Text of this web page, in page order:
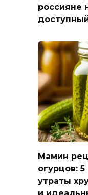
россияне
Мамин
огурцов:
утраты